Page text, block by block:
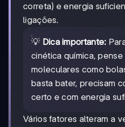
correta) e energia
ligações.
💡 Dica importante:
cinética química,
moleculares como
basta bater, precisam
certo e com energia
Vários fatores alteram a